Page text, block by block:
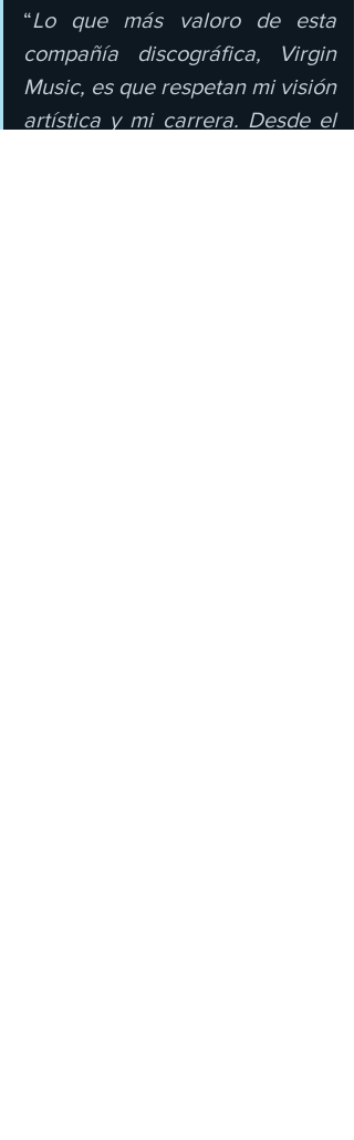
“Lo que más valoro de esta
compañía discográfica, Virgin
Music, es que respetan mi visión
artística y mi carrera. Desde el